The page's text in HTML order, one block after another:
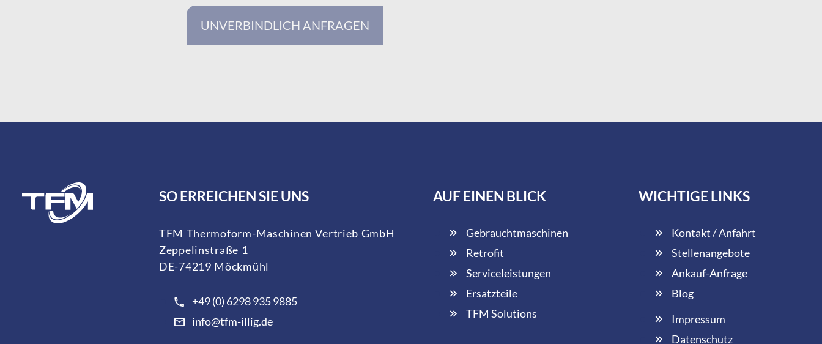
UNVERBINDLICH ANFRAGEN
SO ERREICHEN SIE UNS
TFM Thermoform-Maschinen Vertrieb GmbH
Zeppelinstraße 1
DE-74219 Möckmühl
+49 (0) 6298 935 9885
info@tfm-illig.de
AUF EINEN BLICK
Gebrauchtmaschinen
Retrofit
Serviceleistungen
Ersatzteile
TFM Solutions
WICHTIGE LINKS
Kontakt / Anfahrt
Stellenangebote
Ankauf-Anfrage
Blog
Impressum
Datenschutz